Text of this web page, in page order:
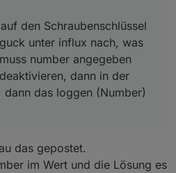
den Schraubenschlüssel
unter influx nach, was
number angegeben
dann in der
das loggen (Number)
das gepostet.
im Wert und die Lösung es